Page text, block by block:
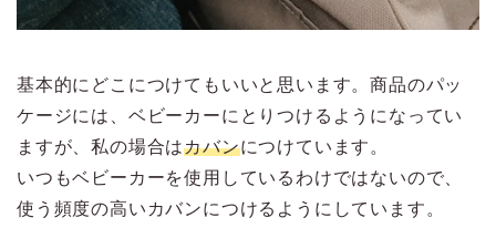
基本的にどこにつけてもいいと思います。商品のパッ
ケージには、ベビーカーにとりつけるようになってい
ますが、私の場合はカバンにつけています。
いつもベビーカーを使用しているわけではないので、
使う頻度の高いカバンにつけるようにしています。